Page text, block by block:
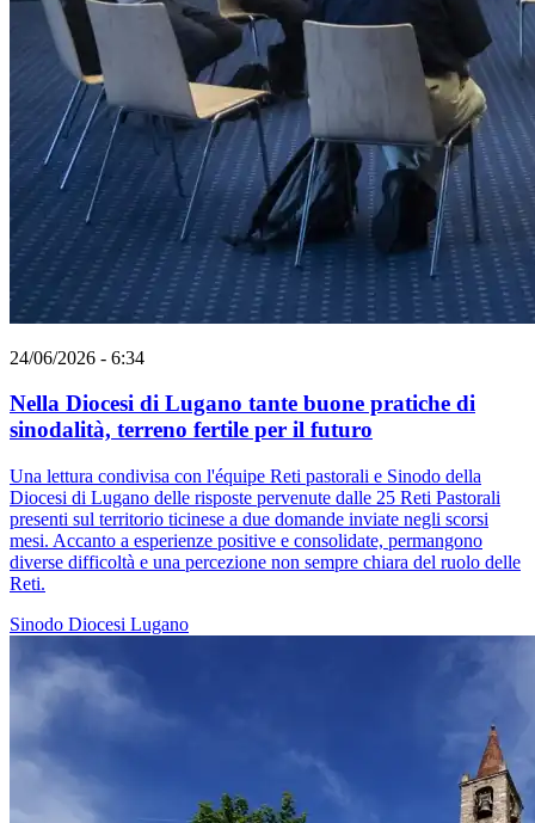
24/06/2026 - 6:34
Nella Diocesi di Lugano tante buone pratiche di
sinodalità, terreno fertile per il futuro
Una lettura condivisa con l'équipe Reti pastorali e Sinodo della
Diocesi di Lugano delle risposte pervenute dalle 25 Reti Pastorali
presenti sul territorio ticinese a due domande inviate negli scorsi
mesi. Accanto a esperienze positive e consolidate, permangono
diverse difficoltà e una percezione non sempre chiara del ruolo delle
Reti.
Sinodo Diocesi Lugano